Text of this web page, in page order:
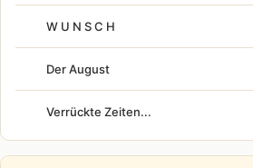
W U N S C H
Der August
Verrückte Zeiten...